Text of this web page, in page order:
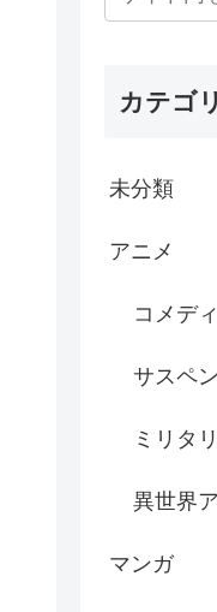
カテゴ
未分類
アニメ
コメデ
サスペ
ミリタ
異世界
マンガ